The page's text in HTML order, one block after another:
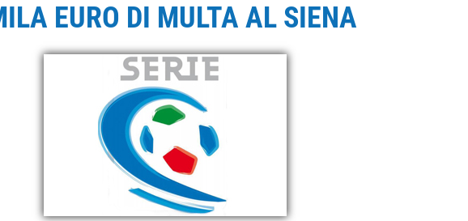
EURO DI MULTA AL SIENA